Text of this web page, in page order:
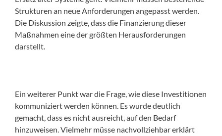
Strukturen an neue Anforderungen angepasst werden.
Die Diskussion zeigte, dass die Finanzierung dieser
Maßnahmen eine der größten Herausforderungen
darstellt.
Ein weiterer Punkt war die Frage, wie diese Investitionen
kommuniziert werden können. Es wurde deutlich
gemacht, dass es nicht ausreicht, auf den Bedarf
hinzuweisen. Vielmehr müsse nachvollziehbar erklärt